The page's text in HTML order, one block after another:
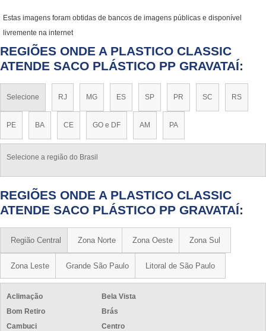
Estas imagens foram obtidas de bancos de imagens públicas e disponível
livremente na internet
REGIÕES ONDE A PLASTICO CLASSIC
ATENDE SACO PLÁSTICO PP GRAVATAÍ:
Selecione RJ MG ES SP PR SC RS
PE BA CE GO e DF AM PA
Selecione a região do Brasil
REGIÕES ONDE A PLASTICO CLASSIC
ATENDE SACO PLÁSTICO PP GRAVATAÍ:
Região Central Zona Norte Zona Oeste Zona Sul
Zona Leste Grande São Paulo Litoral de São Paulo
Aclimação
Bela Vista
Bom Retiro
Brás
Cambuci
Centro